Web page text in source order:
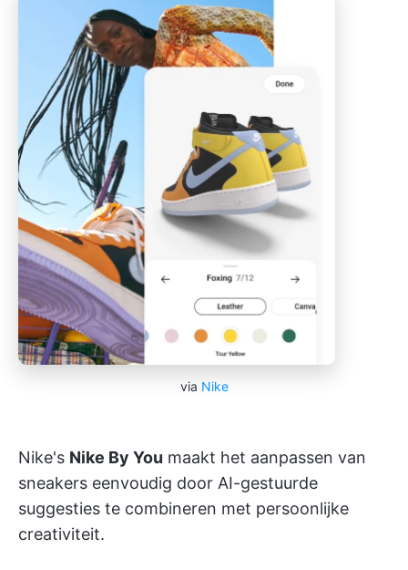
via Nike
Nike's Nike By You maakt het aanpassen van
sneakers eenvoudig door AI-gestuurde
suggesties te combineren met persoonlijke
creativiteit.